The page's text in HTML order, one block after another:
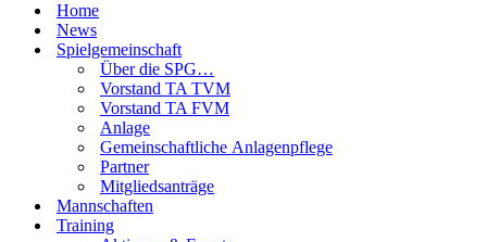
Home
News
Spielgemeinschaft
Über die SPG…
Vorstand TA TVM
Vorstand TA FVM
Anlage
Gemeinschaftliche Anlagenpflege
Partner
Mitgliedsanträge
Mannschaften
Training